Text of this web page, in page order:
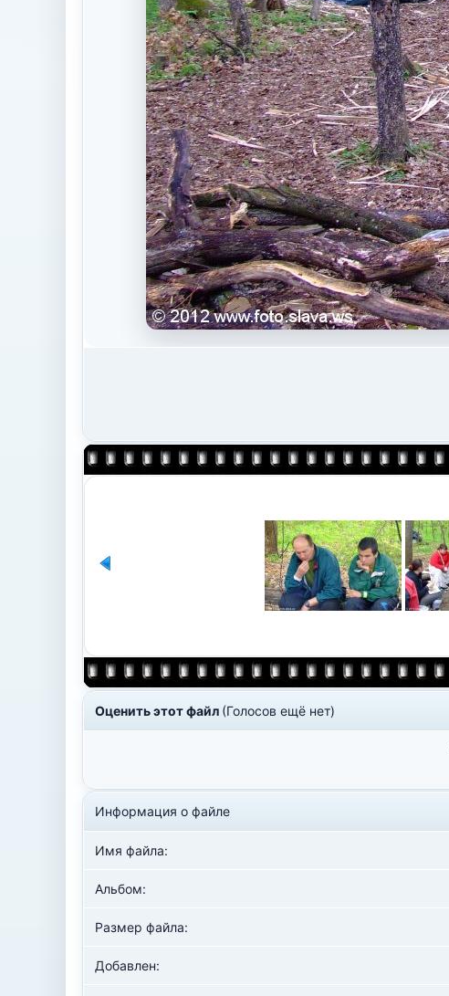
Оценить этот файл (Голосов ещё нет)
Информация о файле
Имя файла:
Альбом:
Размер файла:
Добавлен: